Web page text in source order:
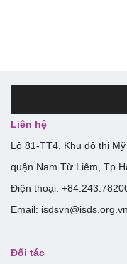
Liên hệ
Lô 81-TT4, Khu đô thị
quận Nam Từ Liêm, Tp
Điện thoại:
Email: isdsvn@isds.org.vn
Đối tác